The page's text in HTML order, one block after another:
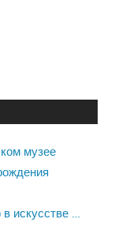
музее
искусстве …